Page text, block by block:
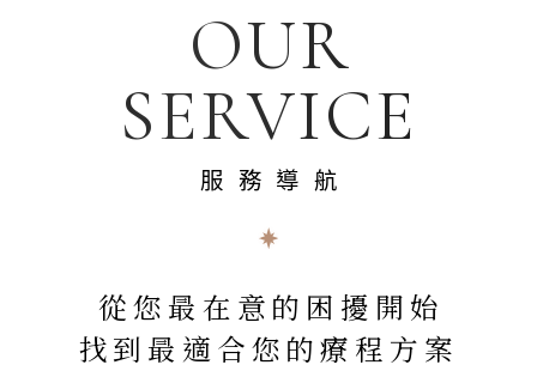
OUR
SERVICE
服務導航
從您最在意的困擾開始
找到最適合您的療程方案